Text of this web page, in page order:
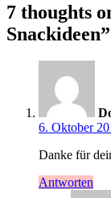
7 thoughts
Snackideen”
6. Oktober
Danke für
Antworten